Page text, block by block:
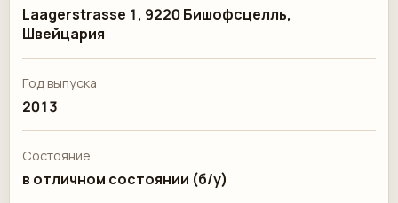
Laagerstrasse 1, 9220 Бишофсцелль,
Швейцария
Год выпуска
2013
Состояние
в отличном состоянии (б/у)